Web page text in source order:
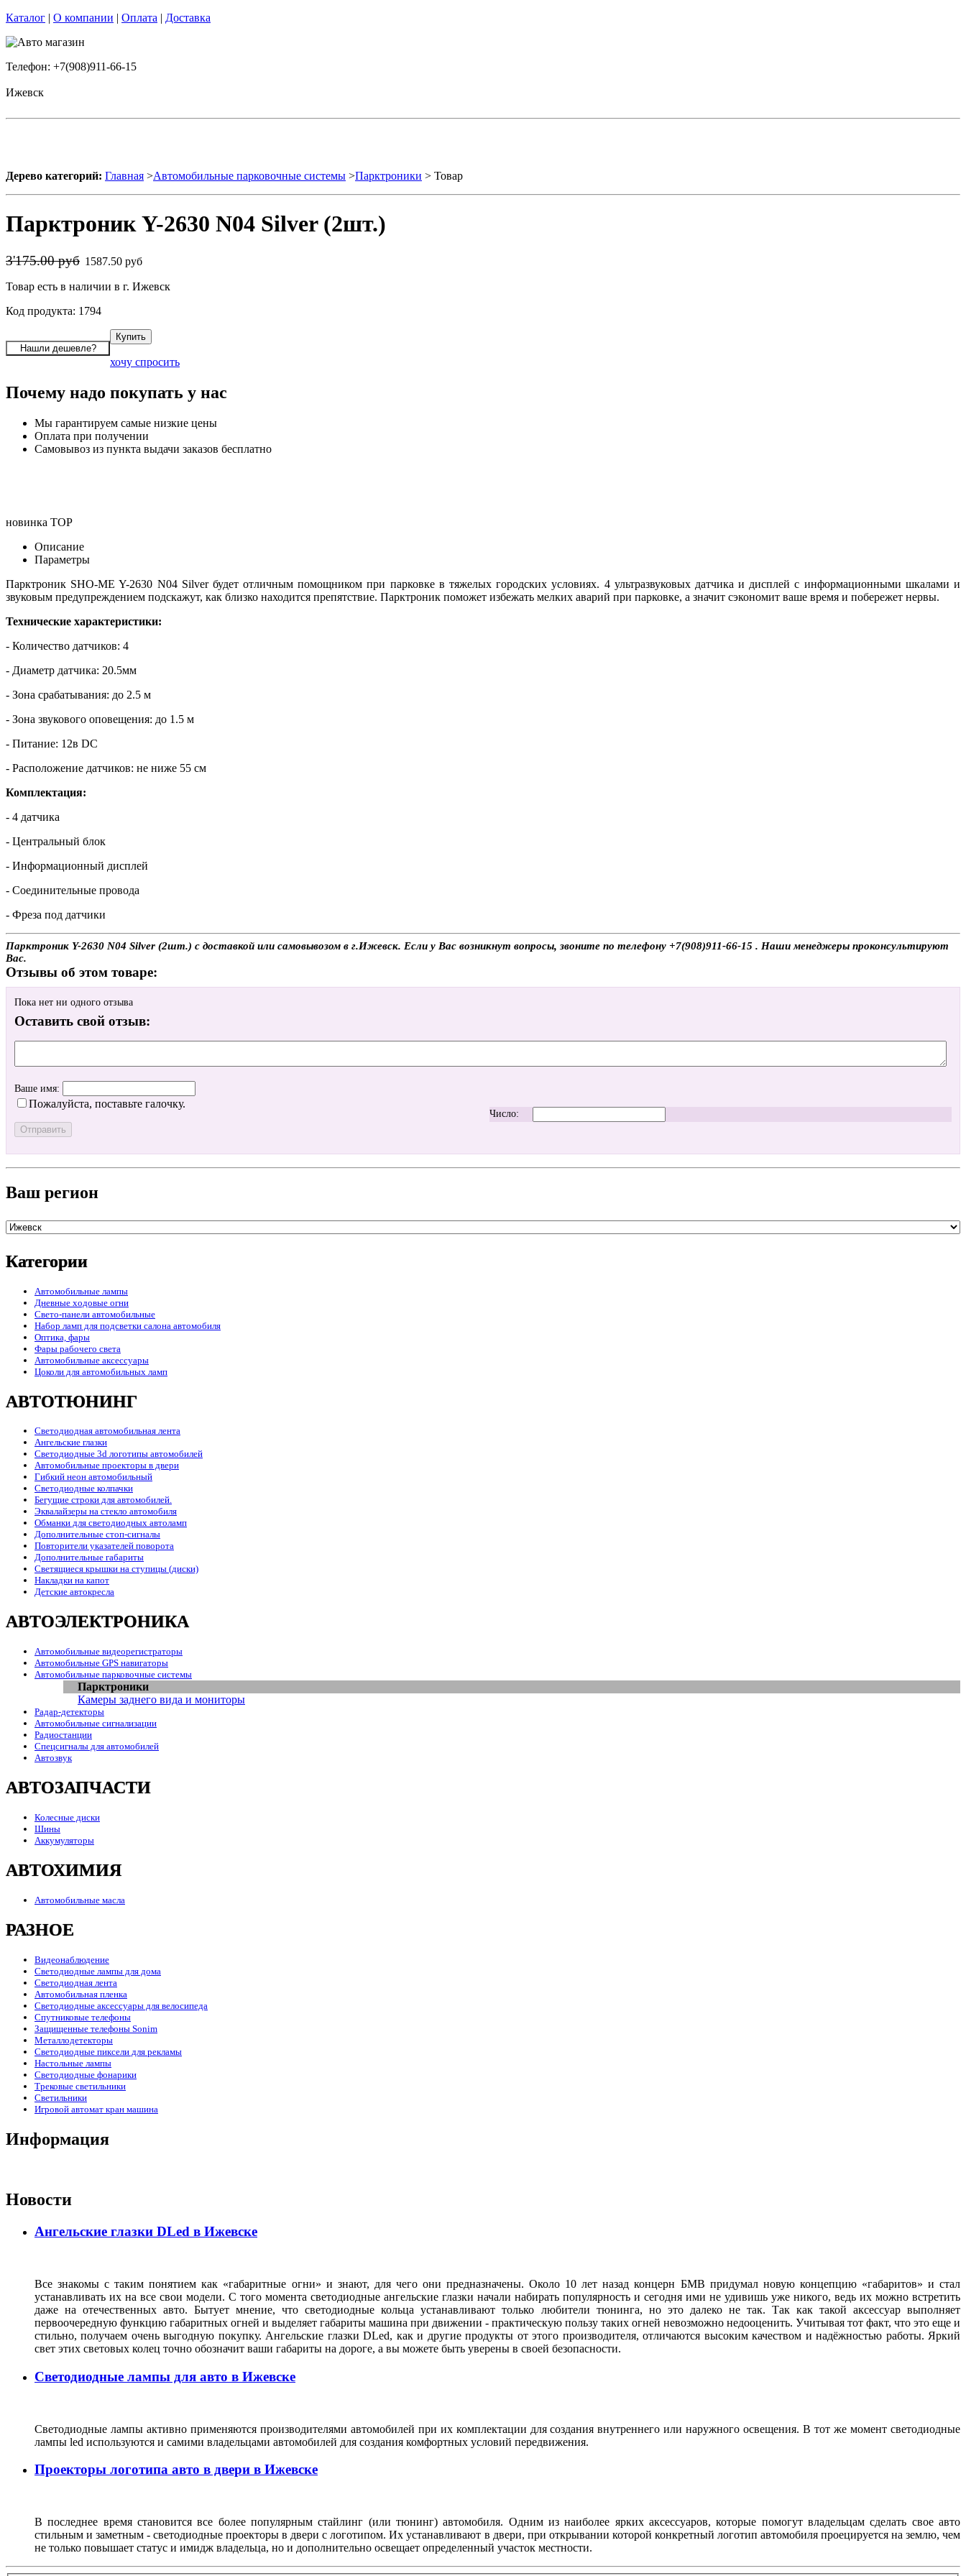
Каталог | О компании | Оплата | Доставка
Телефон: +7(908)911-66-15
Ижевск
Дерево категорий: Главная >Автомобильные парковочные системы >Парктроники > Товар
Парктроник Y-2630 N04 Silver (2шт.)
3'175.00 руб 1587.50 руб
Товар есть в наличии в г. Ижевск
Код продукта: 1794
хочу спросить
Почему надо покупать у нас
Мы гарантируем самые низкие цены
Оплата при получении
Самовывоз из пункта выдачи заказов бесплатно
новинка TOP
Описание
Параметры
Парктроник SHO-ME Y-2630 N04 Silver будет отличным помощником при парковке в тяжелых городских условиях. 4 ультразвуковых датчика и дисплей с информационными шкалами и
звуковым предупреждением подскажут, как близко находится препятствие. Парктроник поможет избежать мелких аварий при парковке, а значит сэкономит ваше время и побережет нервы.
Технические характеристики:
- Количество датчиков: 4
- Диаметр датчика: 20.5мм
- Зона срабатывания: до 2.5 м
- Зона звукового оповещения: до 1.5 м
- Питание: 12в DC
- Расположение датчиков: не ниже 55 см
Комплектация:
- 4 датчика
- Центральный блок
- Информационный дисплей
- Соединительные провода
- Фреза под датчики
Парктроник Y-2630 N04 Silver (2шт.) с доставкой или самовывозом в г.Ижевск. Если у Вас возникнут вопросы, звоните по телефону +7(908)911-66-15 . Наши менеджеры проконсультируют
Вас.
Отзывы об этом товаре:
Пока нет ни одного отзыва
Оставить свой отзыв:
Ваше имя:
Пожалуйста, поставьте галочку.
Число:
Ваш регион
Категории
Автомобильные лампы
Дневные ходовые огни
Свето-панели автомобильные
Набор ламп для подсветки салона автомобиля
Оптика, фары
Фары рабочего света
Автомобильные аксессуары
Цоколи для автомобильных ламп
АВТОТЮНИНГ
Светодиодная автомобильная лента
Ангельские глазки
Светодиодные 3d логотипы автомобилей
Автомобильные проекторы в двери
Гибкий неон автомобильный
Светодиодные колпачки
Бегущие строки для автомобилей.
Эквалайзеры на стекло автомобиля
Обманки для светодиодных автоламп
Дополнительные стоп-сигналы
Повторители указателей поворота
Дополнительные габариты
Светящиеся крышки на ступицы (диски)
Накладки на капот
Детские автокресла
АВТОЭЛЕКТРОНИКА
Автомобильные видеорегистраторы
Автомобильные GPS навигаторы
Автомобильные парковочные системы
Парктроники
Камеры заднего вида и мониторы
Радар-детекторы
Автомобильные сигнализации
Радиостанции
Спецсигналы для автомобилей
Автозвук
АВТОЗАПЧАСТИ
Колесные диски
Шины
Аккумуляторы
АВТОХИМИЯ
Автомобильные масла
РАЗНОЕ
Видеонаблюдение
Светодиодные лампы для дома
Светодиодная лента
Автомобильная пленка
Светодиодные аксессуары для велосипеда
Спутниковые телефоны
Защищенные телефоны Sonim
Металлодетекторы
Светодиодные пиксели для рекламы
Настольные лампы
Светодиодные фонарики
Трековые светильники
Светильники
Игровой автомат кран машина
Информация
Новости
Ангельские глазки DLed в Ижевске
Все знакомы с таким понятием как «габаритные огни» и знают, для чего они предназначены. Около 10 лет назад концерн БМВ придумал новую концепцию «габаритов» и стал
устанавливать их на все свои модели. С того момента светодиодные ангельские глазки начали набирать популярность и сегодня ими не удивишь уже никого, ведь их можно встретить
даже на отечественных авто. Бытует мнение, что светодиодные кольца устанавливают только любители тюнинга, но это далеко не так. Так как такой аксессуар выполняет
первоочередную функцию габаритных огней и выделяет габариты машина при движении - практическую пользу таких огней невозможно недооценить. Учитывая тот факт, что это еще и
стильно, получаем очень выгодную покупку. Ангельские глазки DLed, как и другие продукты от этого производителя, отличаются высоким качеством и надёжностью работы. Яркий
свет этих световых колец точно обозначит ваши габариты на дороге, а вы можете быть уверены в своей безопасности.
Светодиодные лампы для авто в Ижевске
Светодиодные лампы активно применяются производителями автомобилей при их комплектации для создания внутреннего или наружного освещения. В тот же момент светодиодные
лампы led используются и самими владельцами автомобилей для создания комфортных условий передвижения.
Проекторы логотипа авто в двери в Ижевске
В последнее время становится все более популярным стайлинг (или тюнинг) автомобиля. Одним из наиболее ярких аксессуаров, которые помогут владельцам сделать свое авто
стильным и заметным - светодиодные проекторы в двери с логотипом. Их устанавливают в двери, при открывании которой конкретный логотип автомобиля проецируется на землю, чем
не только повышает статус и имидж владельца, но и дополнительно освещает определенный участок местности.